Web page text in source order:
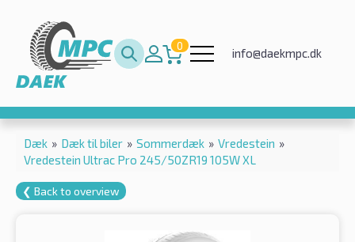
0
info@daekmpc.dk
Dæk » Dæk til biler » Sommerdæk » Vredestein »
Vredestein Ultrac Pro 245/50ZR19 105W XL
❮ Back to overview